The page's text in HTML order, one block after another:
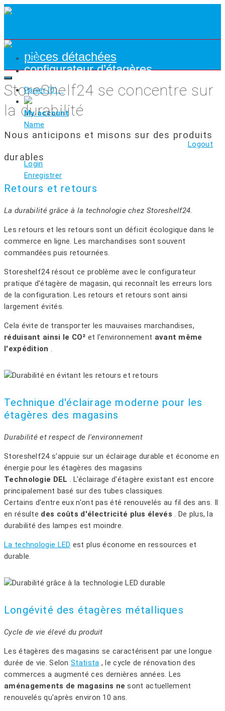
pièces détachées
configurateur d’étagères
Panier (0)
My account
Name
Logout
Login
Enregistrer
StoreShelf24 se concentre sur
la durabilité
Nous anticipons et misons sur des produits
durables
Retours et retours
La durabilité grâce à la technologie chez Storeshelf24.
Les retours et les retours sont un déficit écologique dans le
commerce en ligne. Les marchandises sont souvent
commandées puis retournées.
Storeshelf24 résout ce problème avec le configurateur
pratique d'étagère de magasin, qui reconnaît les erreurs lors
de la configuration. Les retours et retours sont ainsi
largement évités.
Cela évite de transporter les mauvaises marchandises,
réduisant ainsi le CO² et l'environnement avant même
l'expédition .
Technique d'éclairage moderne pour les
étagères des magasins
Durabilité et respect de l'environnement
Storeshelf24 s'appuie sur un éclairage durable et économe en
énergie pour les étagères des magasins
Technologie DEL . L'éclairage d'étagère existant est encore
principalement basé sur des tubes classiques.
Certains d'entre eux n'ont pas été renouvelés au fil des ans. Il
en résulte des coûts d'électricité plus élevés . De plus, la
durabilité des lampes est moindre.
La technologie LED est plus économe en ressources et
durable.
Longévité des étagères métalliques
Cycle de vie élevé du produit
Les étagères des magasins se caractérisent par une longue
durée de vie. SelonStatista , le cycle de rénovation des
commerces a augmenté ces dernières années. Les
aménagements de magasins ne sont actuellement
renouvelés qu'après environ 10 ans.